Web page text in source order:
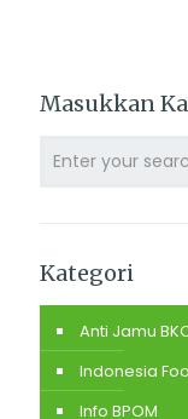
Masukkan
Kategori
Anti Jamu
Indonesia
Info BPOM